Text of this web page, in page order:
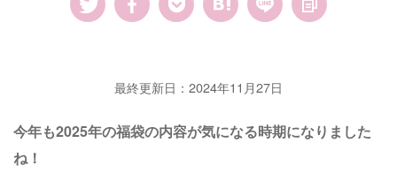
最終更新日：2024年11月27日
今年も2025年の福袋の内容が気になる時期になりました
ね！